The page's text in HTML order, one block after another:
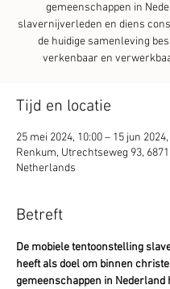
gemeenschappen in
slavernijverleden en diens
de huidige samenleving
verkenbaar en
Tijd en locatie
25 mei 2024, 10:00 – 15 jun
Renkum, Utrechtseweg 93,
Netherlands
Betreft
De mobiele tentoonstelling
heeft als doel om binnen
gemeenschappen in Nederland